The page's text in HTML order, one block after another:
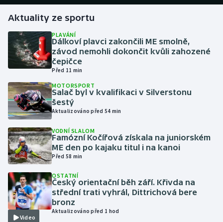
Golf
Gymnastika
Házená
Jezdectví
Judo
Krasobruslení
Lezení
Lyže a snowboard
Moderní pětiboj
Aktuality ze sportu
PLAVÁNÍ
Dálkoví plavci zakončili ME smolně,
závod nemohli dokončit kvůli zahozené
čepičce
Před 11 min
MOTORSPORT
Salač byl v kvalifikaci v Silverstonu
šestý
Aktualizováno před 54 min
VODNÍ SLALOM
Famózní Kočířová získala na juniorském
ME den po kajaku titul i na kanoi
Před 58 min
Video
OSTATNÍ
Český orientační běh září. Křivda na
střední trati vyhrál, Dittrichová bere
bronz
Aktualizováno před 1 hod